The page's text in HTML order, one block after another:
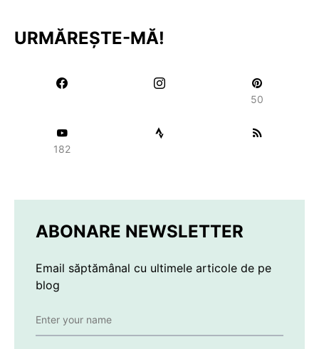
URMĂREȘTE-MĂ!
50
182
ABONARE NEWSLETTER
Email săptămânal cu ultimele articole de pe
blog